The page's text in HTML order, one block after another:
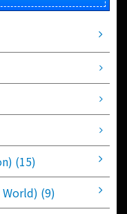
(15)
World) (9)